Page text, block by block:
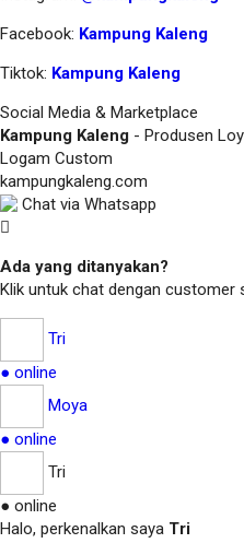
Facebook: Kampung Kaleng
Tiktok: Kampung Kaleng
Social Media & Marketplace
Kampung Kaleng - Produsen
Logam Custom
kampungkaleng.com
Chat via Whatsapp
Ada yang ditanyakan?
Klik untuk chat dengan customer
Tri
● online
Moya
● online
Tri
● online
Halo, perkenalkan saya Tri